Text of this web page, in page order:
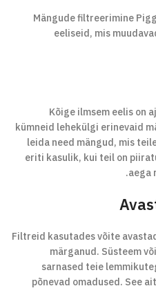
Mängude filtreerimine
eeliseid, mis
Kõige ilmsem eelis on
kümneid lehekülgi erinevaid
leida need mängud, mis
eriti kasulik, kui teil on
aega
Filtreid kasutades võite
märganud. Süsteem
sarnased teie
põnevad omadused. See